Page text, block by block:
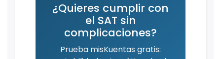
¿Quieres cumplir con
el SAT sin
complicaciones?
Prueba misKuentas gratis: